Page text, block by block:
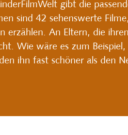
gibt die
sind 42 sehenswerte
erzählen. An Eltern, die
Wie wäre es zum
ihn fast schöner als den